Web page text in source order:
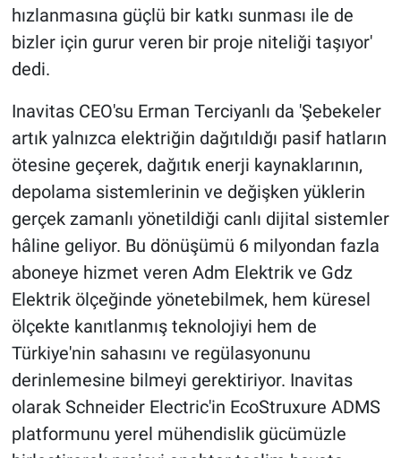
hızlanmasına güçlü bir katkı sunması ile de
bizler için gurur veren bir proje niteliği taşıyor'
dedi.
Inavitas CEO'su Erman Terciyanlı da 'Şebekeler
artık yalnızca elektriğin dağıtıldığı pasif hatların
ötesine geçerek, dağıtık enerji kaynaklarının,
depolama sistemlerinin ve değişken yüklerin
gerçek zamanlı yönetildiği canlı dijital sistemler
hâline geliyor. Bu dönüşümü 6 milyondan fazla
aboneye hizmet veren Adm Elektrik ve Gdz
Elektrik ölçeğinde yönetebilmek, hem küresel
ölçekte kanıtlanmış teknolojiyi hem de
Türkiye'nin sahasını ve regülasyonunu
derinlemesine bilmeyi gerektiriyor. Inavitas
olarak Schneider Electric'in EcoStruxure ADMS
platformunu yerel mühendislik gücümüzle